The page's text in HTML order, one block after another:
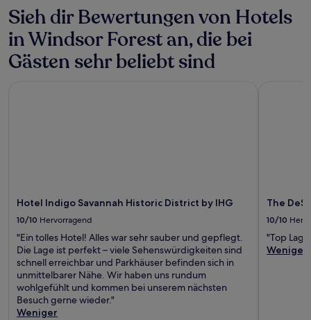
Sieh dir Bewertungen von Hotels
in Windsor Forest an, die bei
Gästen sehr beliebt sind
Hotel Indigo Savannah Historic District by IHG
10/10 Hervorragend
"Ein tolles Hotel! Alles war sehr sauber und gepflegt.
Die Lage ist perfekt – viele Sehenswürdigkeiten sind
schnell erreichbar und Parkhäuser befinden sich in
unmittelbarer Nähe. Wir haben uns rundum
wohlgefühlt und kommen bei unserem nächsten
Besuch gerne wieder."
Weniger
The
10/10
"Top
Weniger